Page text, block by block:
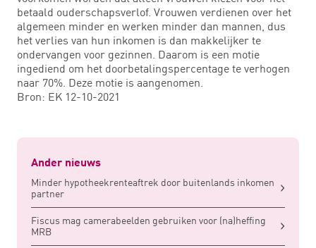
betaald ouderschapsverlof. Vrouwen verdienen over het
algemeen minder en werken minder dan mannen, dus
het verlies van hun inkomen is dan makkelijker te
ondervangen voor gezinnen. Daarom is een motie
ingediend om het doorbetalingspercentage te verhogen
naar 70%. Deze motie is aangenomen.
Bron: EK 12-10-2021
Ander nieuws
Minder hypotheekrenteaftrek door buitenlands inkomen
partner
Fiscus mag camerabeelden gebruiken voor (na)heffing
MRB